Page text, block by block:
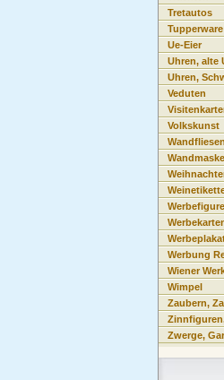
Tretautos
Tupperware
Ue-Eier
Uhren, alte
Uhren,
Veduten
Volkskunst
Werbung
Wiener
Wimpel
Zaubern,
Zwerge,